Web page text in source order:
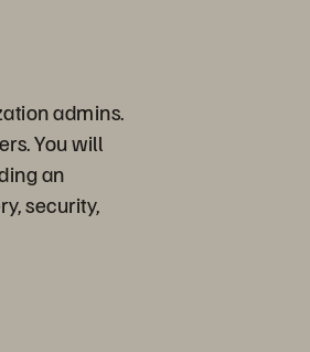
admins.
You will
an
security,